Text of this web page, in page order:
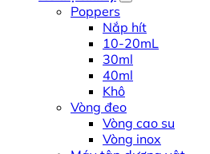
Poppers
Nắp hít
10-20mL
30ml
40ml
Khô
Vòng đeo
Vòng cao su
Vòng inox